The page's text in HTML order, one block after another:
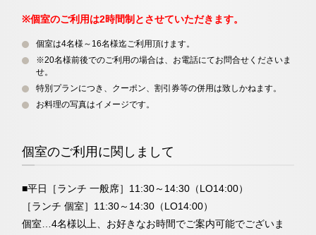
※個室のご利用は2時間制とさせていただきます。
個室は4名様～16名様迄ご利用頂けます。
※20名様前後でのご利用の場合は、お電話にてお問合せくださいま
せ。
特別プランにつき、クーポン、割引券等の併用は致しかねます。
お料理の写真はイメージです。
個室のご利用に関しまして
■平日［ランチ 一般席］11:30～14:30（LO14:00）
［ランチ 個室］11:30～14:30（LO14:00）
個室…4名様以上、お好きなお時間でご案内可能でございま